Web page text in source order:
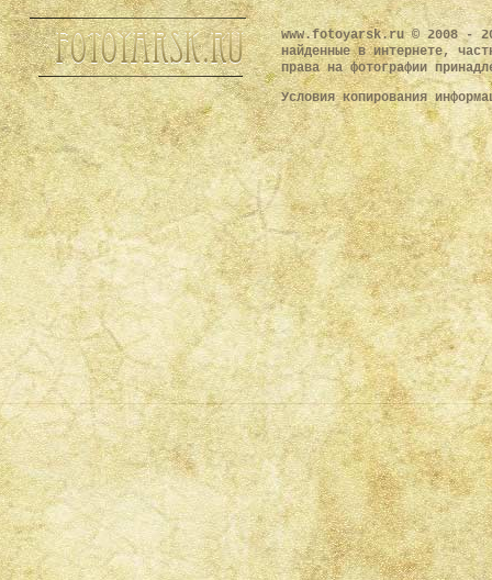
www.fotoyarsk.ru © 2008 -
найденные в интернете,
права на фотографии
Условия копирования